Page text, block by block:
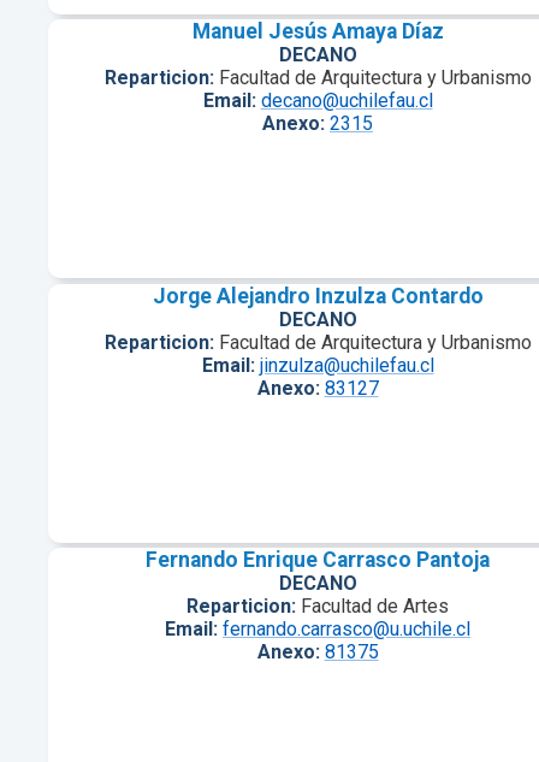
Manuel Jesús Amaya Díaz
DECANO
Reparticion: Facultad de Arquitectura y Urbanismo
Email: decano@uchilefau.cl
Anexo: 2315
Jorge Alejandro Inzulza Contardo
DECANO
Reparticion: Facultad de Arquitectura y Urbanismo
Email: jinzulza@uchilefau.cl
Anexo: 83127
Fernando Enrique Carrasco Pantoja
DECANO
Reparticion: Facultad de Artes
Email: fernando.carrasco@u.uchile.cl
Anexo: 81375